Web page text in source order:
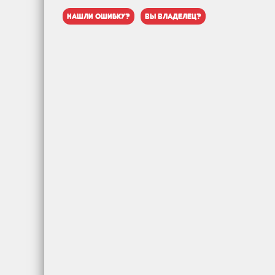
нашли ошибку? вы владелец?